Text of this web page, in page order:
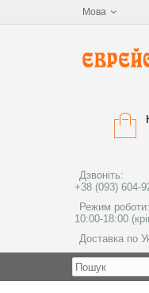
Мова
Дзвоніть:
+38 (093) 604-
Режим роботи:
10:00-18:00
Доставка по